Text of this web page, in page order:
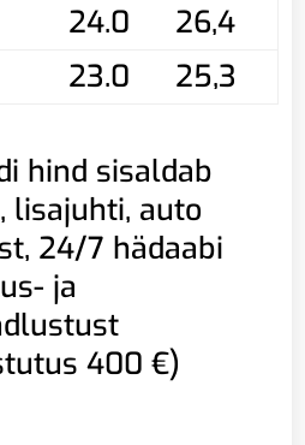
24.0
26,4
23.0 25,3
hind sisaldab
lisajuhti, auto
24/7 hädaabi
ja
400 €)